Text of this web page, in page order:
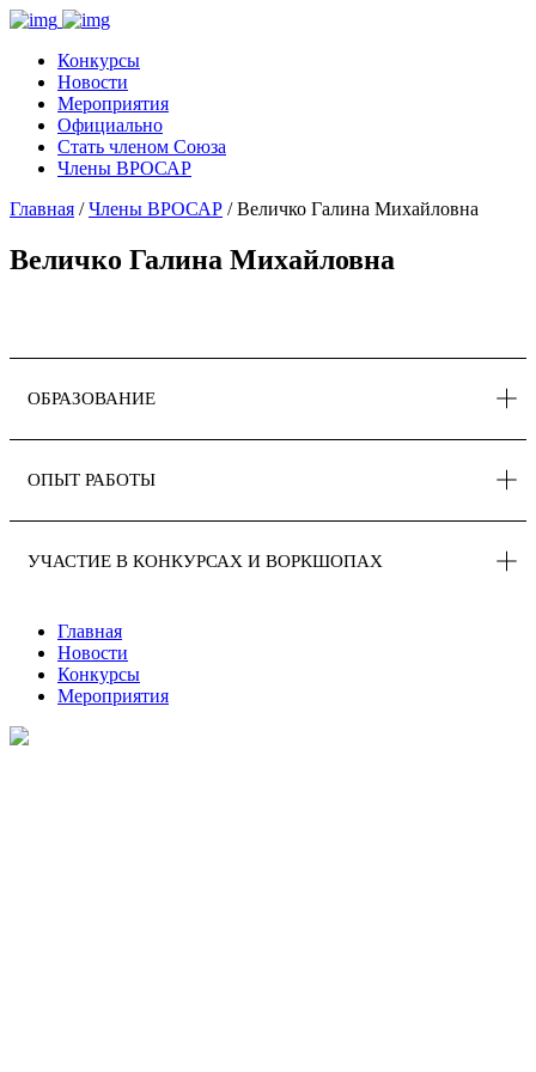
Конкурсы
Новости
Мероприятия
Официально
Стать членом Союза
Члены ВРОСАР
Главная /Члены ВРОСАР / Величко Галина Михайловна
Величко Галина Михайловна
ОБРАЗОВАНИЕ
ОПЫТ РАБОТЫ
УЧАСТИЕ В КОНКУРСАХ И ВОРКШОПАХ
Главная
Новости
Конкурсы
Мероприятия